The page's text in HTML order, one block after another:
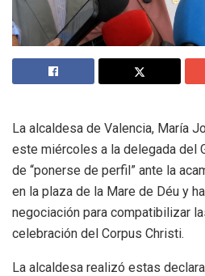
La alcaldesa de Valencia, María
este miércoles a la delegada del
de “ponerse de perfil” ante la
en la plaza de la Mare de Déu y
negociación para compatibilizar
celebración del Corpus Christi.
La alcaldesa realizó estas